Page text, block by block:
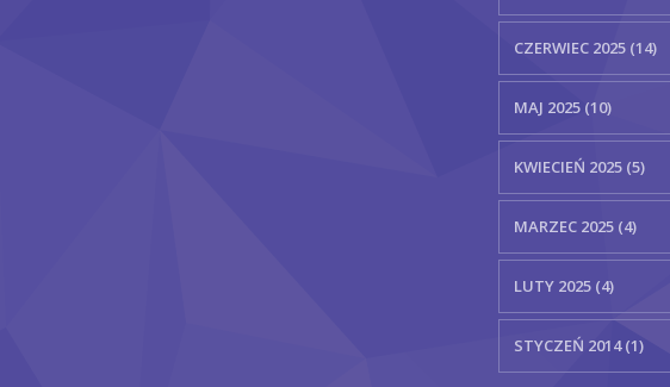
CZERWIEC 2025 (14)
MAJ 2025 (10)
KWIECIEŃ 2025 (5)
MARZEC 2025 (4)
LUTY 2025 (4)
STYCZEŃ 2014 (1)